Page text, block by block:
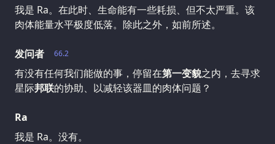
我是 Ra。在此时、生命能有一些耗损、但不太严重。该
肉体能量水平极度低落。除此之外，如前所述。
66.2
发问者
有没有任何我们能做的事，停留在第一变貌之内，去寻求
星际邦联的协助、以减轻该器皿的肉体问题？
Ra
我是 Ra。没有。